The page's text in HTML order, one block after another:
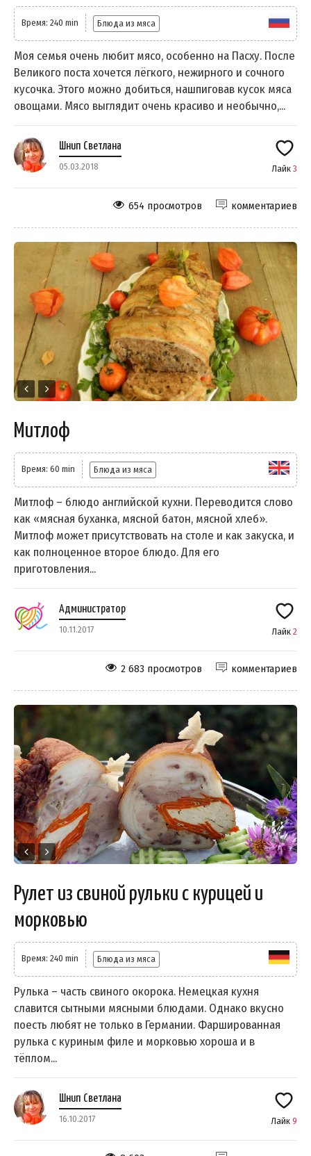
Время: 240 min Блюда из мяса
Моя семья очень любит мясо, особенно на Пасху. После
Великого поста хочется лёгкого, нежирного и сочного
кусочка. Этого можно добиться, нашпиговав кусок мяса
овощами. Мясо выглядит очень красиво и необычно,...
Шнип Светлана
05.03.2018 Лайк 3
комментариев
654 просмотров
Митлоф
Время: 60 min Блюда из мяса
Митлоф – блюдо английской кухни. Переводится слово
как «мясная буханка, мясной батон, мясной хлеб».
Митлоф может присутствовать на столе и как закуска, и
как полноценное второе блюдо. Для его
приготовления...
Администратор
10.11.2017 Лайк 2
комментариев
2 683 просмотров
Рулет из свиной рульки с курицей и
морковью
Время: 240 min Блюда из мяса
Рулька – часть свиного окорока. Немецкая кухня
славится сытными мясными блюдами. Однако вкусно
поесть любят не только в Германии. Фаршированная
рулька с куриным филе и морковью хороша и в
тёплом...
Шнип Светлана
16.10.2017 Лайк 9